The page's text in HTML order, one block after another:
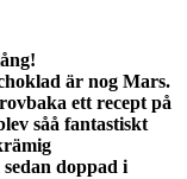
är nog Mars.
ett recept på
såå fantastiskt
doppad i